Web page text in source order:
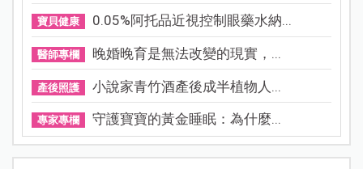
寶貝健康 0.05%阿托品近視控制眼藥水納...
醫師專欄 晚婚晚育是無法改變的現實，...
產後照護 小說家青竹酒產後成半植物人...
專家專欄 守護寶寶的黃金睡眠：為什麼...